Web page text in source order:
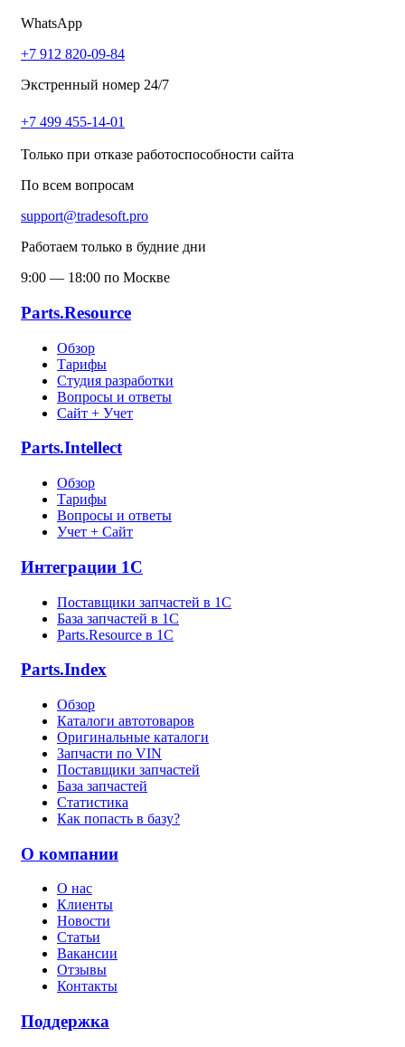
WhatsApp
+7 912 820-09-84
Экстренный номер 24/7
+7 499 455-14-01
Только при отказе работоспособности сайта
По всем вопросам
support@tradesoft.pro
Работаем только в будние дни
9:00 — 18:00 по Москве
Parts.Resource
Обзор
Тарифы
Студия разработки
Вопросы и ответы
Сайт + Учет
Parts.Intellect
Обзор
Тарифы
Вопросы и ответы
Учет + Сайт
Интеграции 1С
Поставщики запчастей в 1C
База запчастей в 1С
Parts.Resource в 1C
Parts.Index
Обзор
Каталоги автотоваров
Оригинальные каталоги
Запчасти по VIN
Поставщики запчастей
База запчастей
Статистика
Как попасть в базу?
О компании
О нас
Клиенты
Новости
Статьи
Вакансии
Отзывы
Контакты
Поддержка